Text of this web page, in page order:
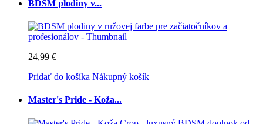
BDSM plodiny v...
24,99 €
Pridať do košíka Nákupný košík
Master's Pride - Koža...